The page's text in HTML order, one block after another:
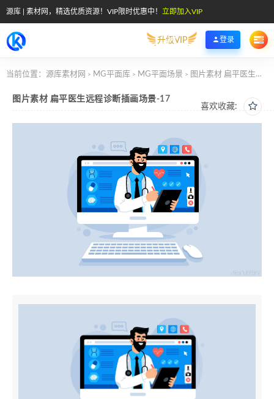
源库 | 素材网，精选优质资源！VIP限时优惠中！ 立即加入VIP
升级VIP 登录
当前位置： 源库素材网 > MG平面库 > MG平面场景 > 图片素材 扁平医生远程诊断插画场景-17
喜欢收藏:
图片素材 扁平医生远程诊断插画场景-17